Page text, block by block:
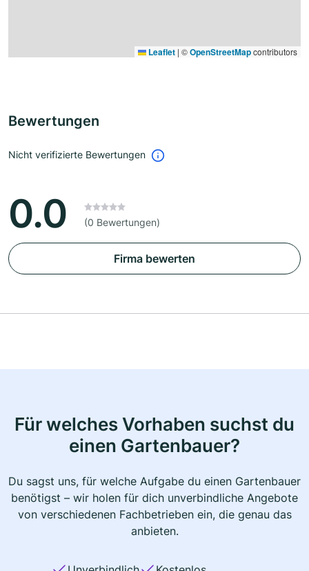
Leaflet | ©OpenStreetMapcontributors
Bewertungen
Nicht verifizierte Bewertungen
0.0 (0 Bewertungen)
Firma bewerten
Für welches Vorhaben suchst du
einen Gartenbauer?
Du sagst uns, für welche Aufgabe du einen Gartenbauer
benötigst – wir holen für dich unverbindliche Angebote
von verschiedenen Fachbetrieben ein, die genau das
anbieten.